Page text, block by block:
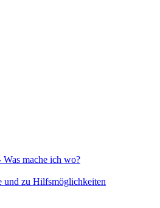
mache ich wo?
und zu Hilfsmöglichkeiten